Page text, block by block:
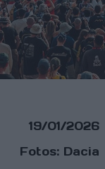
19/01/2026
Fotos: Dacia